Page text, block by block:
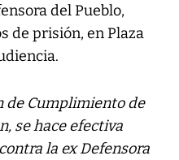
del Pueblo,
de prisión, en Plaza
de Cumplimiento de
se hace efectiva
la ex Defensora